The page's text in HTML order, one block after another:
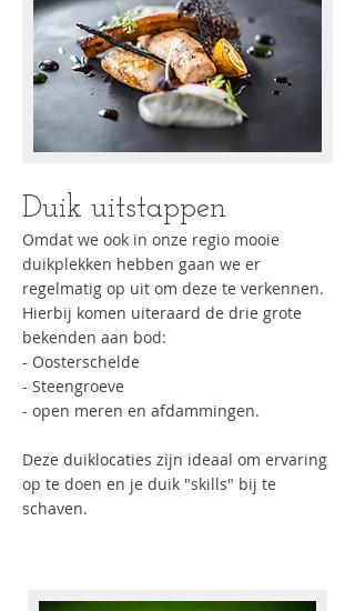
Duik uitstappen
Omdat we ook in onze regio mooie
duikplekken hebben gaan we er
regelmatig op uit om deze te verkennen.
Hierbij komen uiteraard de drie grote
bekenden aan bod:
- Oosterschelde
- Steengroeve
- open meren en afdammingen.
Deze duiklocaties zijn ideaal om ervaring
op te doen en je duik "skills" bij te
schaven.